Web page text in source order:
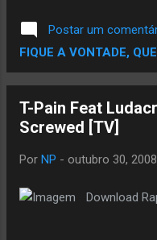
Pain é
nas suas
como Chris
Carey,
Cent entre...
Postar um
FIQUE A VONTADE,
T-Pain Feat
Screwed [TV]
Por NP - outubro 30, 2008
Download